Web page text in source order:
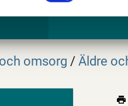
omsorg / Äldre